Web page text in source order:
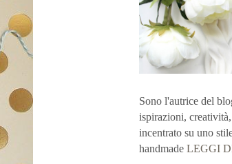
Sono l'autrice del
ispirazioni,
incentrato su uno
handmade LEGGI